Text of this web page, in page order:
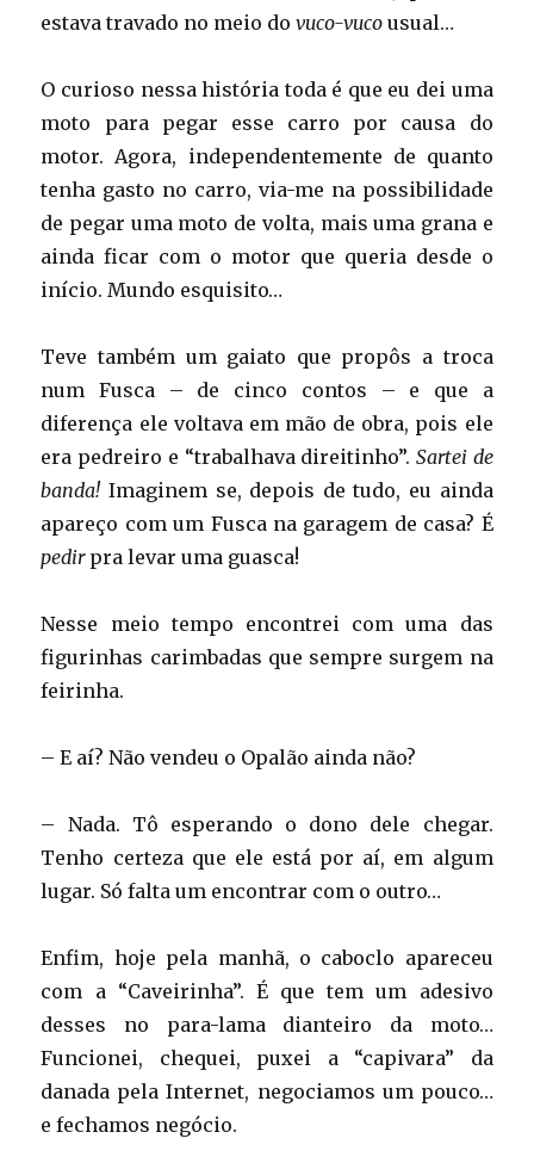
estava travado no meio dovuco-vuco usual…
O curioso nessa história toda é que eu dei uma
moto para pegar esse carro por causa do
motor. Agora, independentemente de quanto
tenha gasto no carro, via-me na possibilidade
de pegar uma moto de volta, mais uma grana e
ainda ficar com o motor que queria desde o
início. Mundo esquisito…
Teve também um gaiato que propôs a troca
num Fusca – de cinco contos – e que a
diferença ele voltava em mão de obra, pois ele
era pedreiro e “trabalhava direitinho”. Sartei de
banda!Imaginem se, depois de tudo, eu ainda
apareço com um Fusca na garagem de casa? É
pedirpra levar uma guasca!
Nesse meio tempo encontrei com uma das
figurinhas carimbadas que sempre surgem na
feirinha.
– E aí? Não vendeu o Opalão ainda não?
– Nada. Tô esperando o dono dele chegar.
Tenho certeza que ele está por aí, em algum
lugar. Só falta um encontrar com o outro…
Enfim, hoje pela manhã, o caboclo apareceu
com a “Caveirinha”. É que tem um adesivo
desses no para-lama dianteiro da moto…
Funcionei, chequei, puxei a “capivara” da
danada pela Internet, negociamos um pouco…
e fechamos negócio.